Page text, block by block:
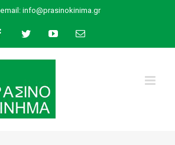
email: info@prasinokinima.gr
FacebookTwitterYouTubeEmail